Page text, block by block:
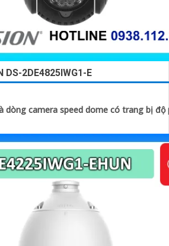
DS-2DE4825IWG1-E
dòng camera speed dome có trang bị độ